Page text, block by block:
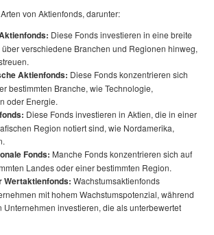
von Aktienfonds, darunter:
Diese Fonds investieren in eine breite
über verschiedene Branchen und Regionen hinweg,
Aktienfonds: Diese Fonds konzentrieren sich
bestimmten Branche, wie Technologie,
oder Energie.
Diese Fonds investieren in Aktien, die in einer
Region notiert sind, wie Nordamerika,
Fonds: Manche Fonds konzentrieren sich auf
Landes oder einer bestimmten Region.
Wertaktienfonds: Wachstumsaktienfonds
mit hohem Wachstumspotenzial, während
Unternehmen investieren, die als unterbewertet